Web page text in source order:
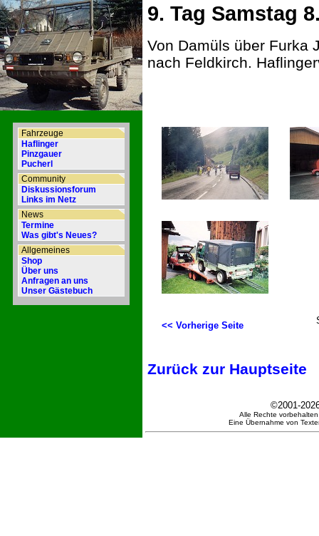
Fahrzeuge
Haflinger
Pinzgauer
Pucherl
Community
Diskussionsforum
Links im Netz
News
Termine
Was gibt's Neues?
Allgemeines
Shop
Über uns
Anfragen an uns
Unser Gästebuch
9. Tag Samstag
Von Damüls über Furka
nach Feldkirch.
<< Vorherige Seite
Zurück zur Hauptseite
©2001-
Alle Rechte
Eine Übernahme von